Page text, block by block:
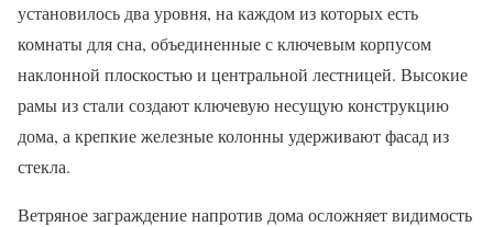
установилось два уровня, на каждом из которых есть
комнаты для сна, объединенные с ключевым корпусом
наклонной плоскостью и центральной лестницей. Высокие
рамы из стали создают ключевую несущую конструкцию
дома, а крепкие железные колонны удерживают фасад из
стекла.
Ветряное заграждение напротив дома осложняет видимость